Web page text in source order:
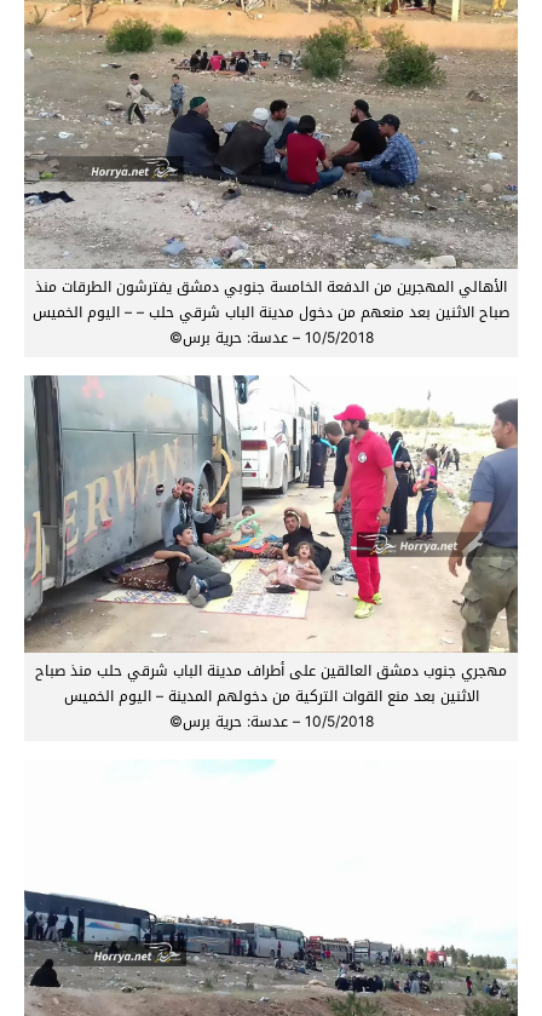
الأهالي المهجرين من الدفعة الخامسة جنوبي دمشق يفترشون الطرقات منذ
صباح الاثنين بعد منعهم من دخول مدينة الباب شرقي حلب – – اليوم الخميس
10/5/2018 – عدسة: حرية برس©
مهجري جنوب دمشق العالقين على أطراف مدينة الباب شرقي حلب منذ صباح
الاثنين بعد منع القوات التركية من دخولهم المدينة – اليوم الخميس
10/5/2018 – عدسة: حرية برس©